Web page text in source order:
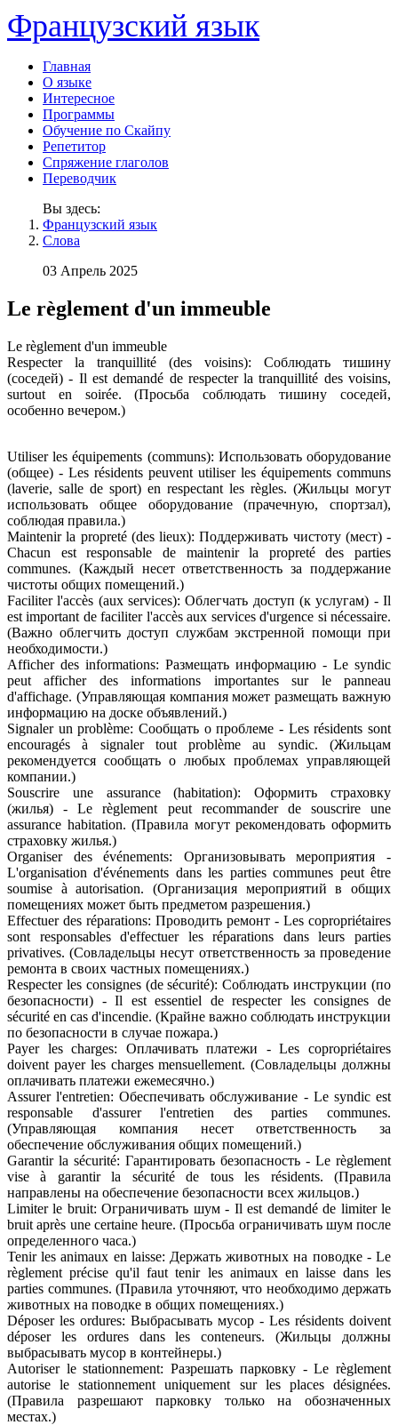
Французский язык
Главная
О языке
Интересное
Программы
Обучение по Скайпу
Репетитор
Спряжение глаголов
Переводчик
Вы здесь:
Французский язык
Слова
03 Апрель 2025
Le règlement d'un immeuble
Le règlement d'un immeuble
Respecter la tranquillité (des voisins): Соблюдать тишину
(соседей) - Il est demandé de respecter la tranquillité des voisins,
surtout en soirée. (Просьба соблюдать тишину соседей,
особенно вечером.)
Utiliser les équipements (communs): Использовать оборудование
(общее) - Les résidents peuvent utiliser les équipements communs
(laverie, salle de sport) en respectant les règles. (Жильцы могут
использовать общее оборудование (прачечную, спортзал),
соблюдая правила.)
Maintenir la propreté (des lieux): Поддерживать чистоту (мест) -
Chacun est responsable de maintenir la propreté des parties
communes. (Каждый несет ответственность за поддержание
чистоты общих помещений.)
Faciliter l'accès (aux services): Облегчать доступ (к услугам) - Il
est important de faciliter l'accès aux services d'urgence si nécessaire.
(Важно облегчить доступ службам экстренной помощи при
необходимости.)
Afficher des informations: Размещать информацию - Le syndic
peut afficher des informations importantes sur le panneau
d'affichage. (Управляющая компания может размещать важную
информацию на доске объявлений.)
Signaler un problème: Сообщать о проблеме - Les résidents sont
encouragés à signaler tout problème au syndic. (Жильцам
рекомендуется сообщать о любых проблемах управляющей
компании.)
Souscrire une assurance (habitation): Оформить страховку
(жилья) - Le règlement peut recommander de souscrire une
assurance habitation. (Правила могут рекомендовать оформить
страховку жилья.)
Organiser des événements: Организовывать мероприятия -
L'organisation d'événements dans les parties communes peut être
soumise à autorisation. (Организация мероприятий в общих
помещениях может быть предметом разрешения.)
Effectuer des réparations: Проводить ремонт - Les copropriétaires
sont responsables d'effectuer les réparations dans leurs parties
privatives. (Совладельцы несут ответственность за проведение
ремонта в своих частных помещениях.)
Respecter les consignes (de sécurité): Соблюдать инструкции (по
безопасности) - Il est essentiel de respecter les consignes de
sécurité en cas d'incendie. (Крайне важно соблюдать инструкции
по безопасности в случае пожара.)
Payer les charges: Оплачивать платежи - Les copropriétaires
doivent payer les charges mensuellement. (Совладельцы должны
оплачивать платежи ежемесячно.)
Assurer l'entretien: Обеспечивать обслуживание - Le syndic est
responsable d'assurer l'entretien des parties communes.
(Управляющая компания несет ответственность за
обеспечение обслуживания общих помещений.)
Garantir la sécurité: Гарантировать безопасность - Le règlement
vise à garantir la sécurité de tous les résidents. (Правила
направлены на обеспечение безопасности всех жильцов.)
Limiter le bruit: Ограничивать шум - Il est demandé de limiter le
bruit après une certaine heure. (Просьба ограничивать шум после
определенного часа.)
Tenir les animaux en laisse: Держать животных на поводке - Le
règlement précise qu'il faut tenir les animaux en laisse dans les
parties communes. (Правила уточняют, что необходимо держать
животных на поводке в общих помещениях.)
Déposer les ordures: Выбрасывать мусор - Les résidents doivent
déposer les ordures dans les conteneurs. (Жильцы должны
выбрасывать мусор в контейнеры.)
Autoriser le stationnement: Разрешать парковку - Le règlement
autorise le stationnement uniquement sur les places désignées.
(Правила разрешают парковку только на обозначенных
местах.)